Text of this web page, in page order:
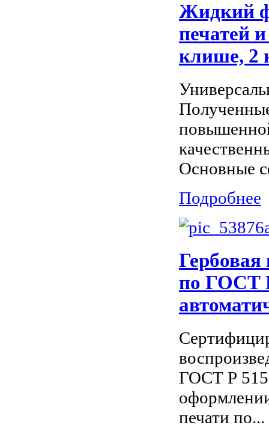
Жидкий
печатей
клише, 2
Основные
Подробнее
Гербовая
по ГОСТ
ГОСТ Р
печати по...